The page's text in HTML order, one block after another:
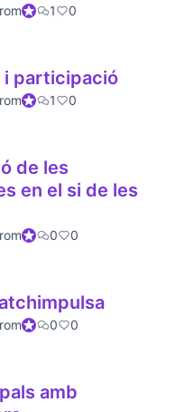
Official participant
1 0
i participació
Official participant
1 0
de les
en el si de les
Official participant
0 0
Official participant
0 0
amb